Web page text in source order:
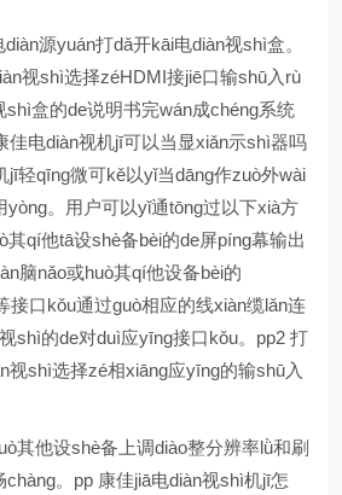
源yuán打dǎ开kāi电diàn视shì盒。
视shì选择zéHDMI接jiē口输shū入rù
shì盒的de说明书完wán成chéng系统
佳电diàn视机jī可以当显xiǎn示shì器吗
jī轻qīng微可kě以yǐ当dāng作zuò外wài
yòng。用户可以yǐ通tōng过以下xià方
其qí他tā设shè备bèi的de屏píng幕输出
脑nǎo或huò其qí他设备bèi的
接口kǒu通过guò相应的线xiàn缆lǎn连
shì的de对duì应yīng接口kǒu。pp2 打
视shì选择zé相xiāng应yīng的输shū入
其他设shè备上调diào整分辨率lǜ和刷
。pp 康佳jiā电diàn视shì机jī怎